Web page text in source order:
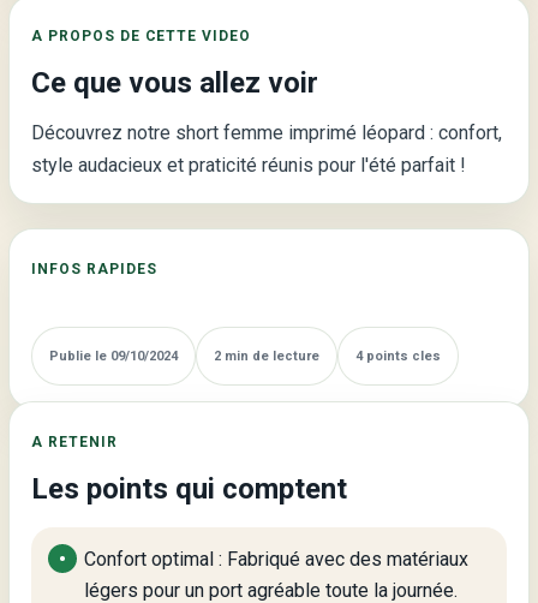
Un
Unique
pour
l’Été
A PROPOS DE CETTE VIDEO
Ce que vous allez voir
Découvrez notre short femme imprimé léopard : confort,
style audacieux et praticité réunis pour l'été parfait !
INFOS RAPIDES
Publie le 09/10/2024 2 min de lecture 4 points cles
A RETENIR
Les points qui comptent
Confort optimal : Fabriqué avec des matériaux
légers pour un port agréable toute la journée.